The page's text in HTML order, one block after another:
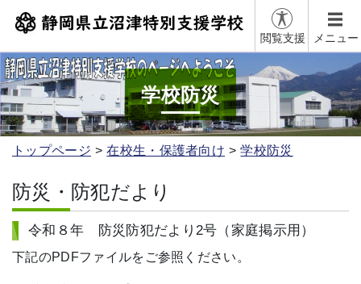
閲覧支援 メニュー
学校防災
トップページ 在校生・保護者向け 学校防災
防災・防犯だより
令和８年 防災防犯だより2号（家庭掲示用）
下記のPDFファイルをご参照ください。